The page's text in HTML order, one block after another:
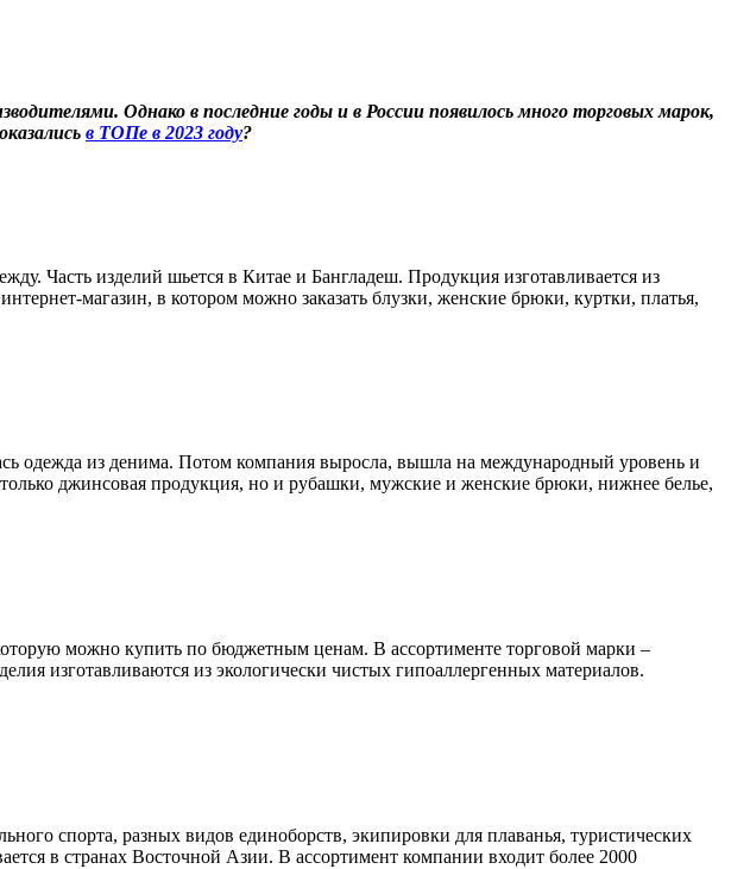
Однако в последние годы и в России появилось много торговых марок,
в ТОПе в 2023 году?
Часть изделий шьется в Китае и Бангладеш. Продукция изготавливается из
магазин, в котором можно заказать блузки, женские брюки, куртки, платья,
одежда из денима. Потом компания выросла, вышла на международный уровень и
джинсовая продукция, но и рубашки, мужские и женские брюки, нижнее белье,
можно купить по бюджетным ценам. В ассортименте торговой марки –
изготавливаются из экологически чистых гипоаллергенных материалов.
спорта, разных видов единоборств, экипировки для плаванья, туристических
в странах Восточной Азии. В ассортимент компании входит более 2000